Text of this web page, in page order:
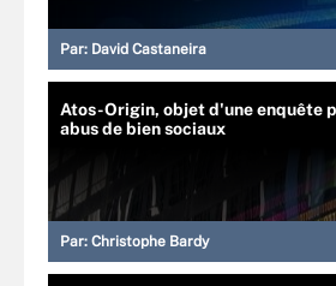
Par: David Castaneira
Atos-Origin, objet d'une enquête
abus de bien sociaux
Par: Christophe Bardy